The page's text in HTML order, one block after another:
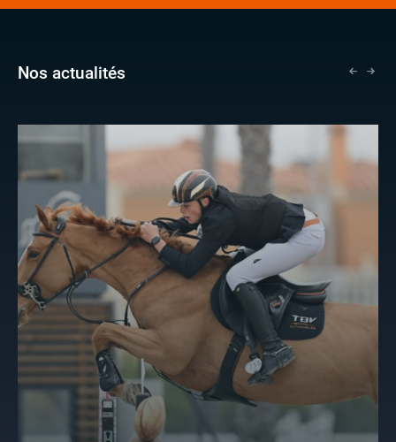
Nos actualités